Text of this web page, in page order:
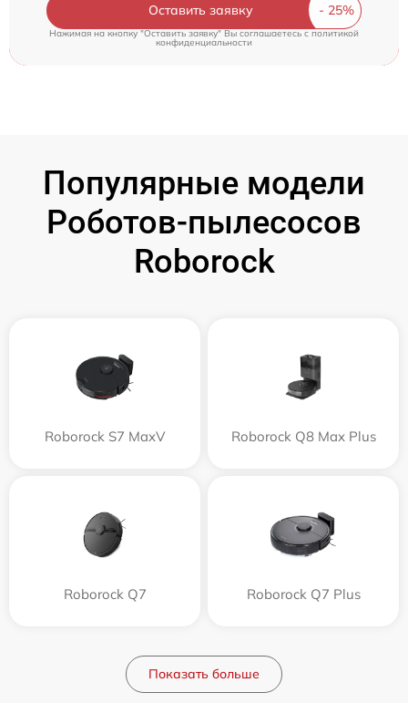
Оставить заявку
Нажимая на кнопку "Оставить заявку" Вы соглашаетесь cполитикой
конфиденциальности
Популярные модели
Роботов-пылесосов
Roborock
Roborock S7 MaxV Roborock Q8 Max Plus
Roborock Q7 Roborock Q7 Plus
Показать больше